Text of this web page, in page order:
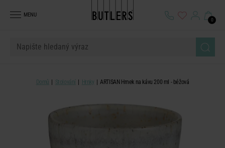
MENU
0
Domů Stolování Hrnky ARTISAN Hrnek na kávu 200 ml - béžová